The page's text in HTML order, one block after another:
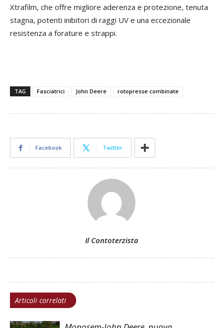
Xtrafilm, che offre migliore aderenza e protezione, tenuta
stagna, potenti inibitori di raggi UV e una eccezionale
resistenza a forature e strappi.
TAG Fasciatrici John Deere rotopresse combinate
Facebook Twitter
Il Contoterzista
Articoli correlati